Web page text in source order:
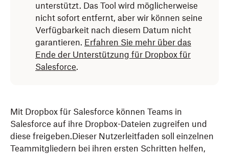
unterstützt. Das Tool wird möglicherweise
nicht sofort entfernt, aber wir können seine
Verfügbarkeit nach diesem Datum nicht
garantieren. Erfahren Sie mehr über das
Ende der Unterstützung für Dropbox für
Salesforce.
Mit Dropbox für Salesforce können Teams in
Salesforce auf ihre Dropbox-Dateien zugreifen und
diese freigeben.Dieser Nutzerleitfaden soll einzelnen
Teammitgliedern bei ihren ersten Schritten helfen,